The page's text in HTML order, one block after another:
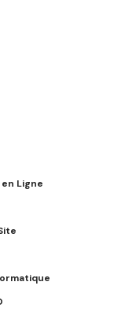
Ligne